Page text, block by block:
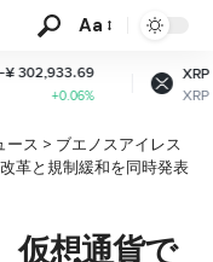
Aa
XRP
XRP
JPY-¥ 163.66
+0.32%
ース > ブエノスアイレス
革と規制緩和を同時発表
仮想通貨で